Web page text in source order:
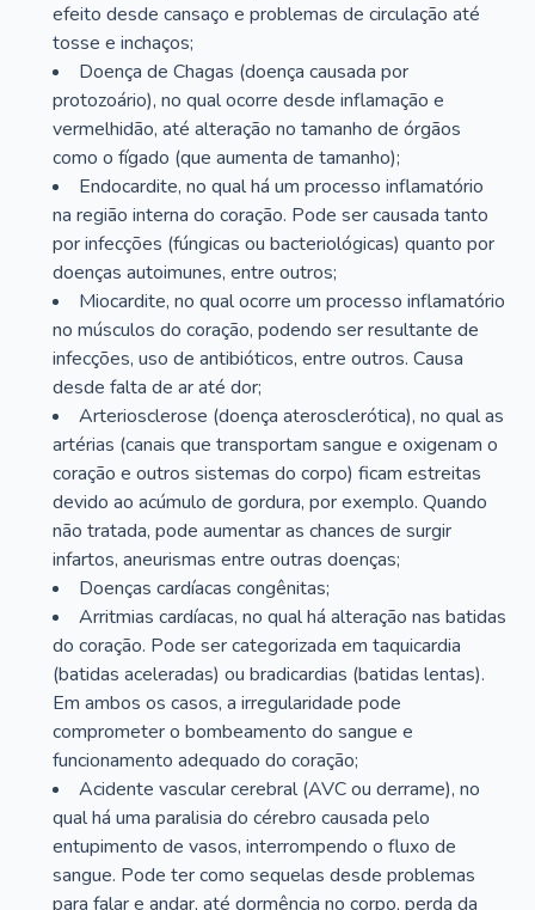
efeito desde cansaço e problemas de circulação até
tosse e inchaços;
Doença de Chagas (doença causada por
protozoário), no qual ocorre desde inflamação e
vermelhidão, até alteração no tamanho de órgãos
como o fígado (que aumenta de tamanho);
Endocardite, no qual há um processo inflamatório
na região interna do coração. Pode ser causada tanto
por infecções (fúngicas ou bacteriológicas) quanto por
doenças autoimunes, entre outros;
Miocardite, no qual ocorre um processo inflamatório
no músculos do coração, podendo ser resultante de
infecções, uso de antibióticos, entre outros. Causa
desde falta de ar até dor;
Arteriosclerose (doença aterosclerótica), no qual as
artérias (canais que transportam sangue e oxigenam o
coração e outros sistemas do corpo) ficam estreitas
devido ao acúmulo de gordura, por exemplo. Quando
não tratada, pode aumentar as chances de surgir
infartos, aneurismas entre outras doenças;
Doenças cardíacas congênitas;
Arritmias cardíacas, no qual há alteração nas batidas
do coração. Pode ser categorizada em taquicardia
(batidas aceleradas) ou bradicardias (batidas lentas).
Em ambos os casos, a irregularidade pode
comprometer o bombeamento do sangue e
funcionamento adequado do coração;
Acidente vascular cerebral (AVC ou derrame), no
qual há uma paralisia do cérebro causada pelo
entupimento de vasos, interrompendo o fluxo de
sangue. Pode ter como sequelas desde problemas
para falar e andar, até dormência no corpo, perda da